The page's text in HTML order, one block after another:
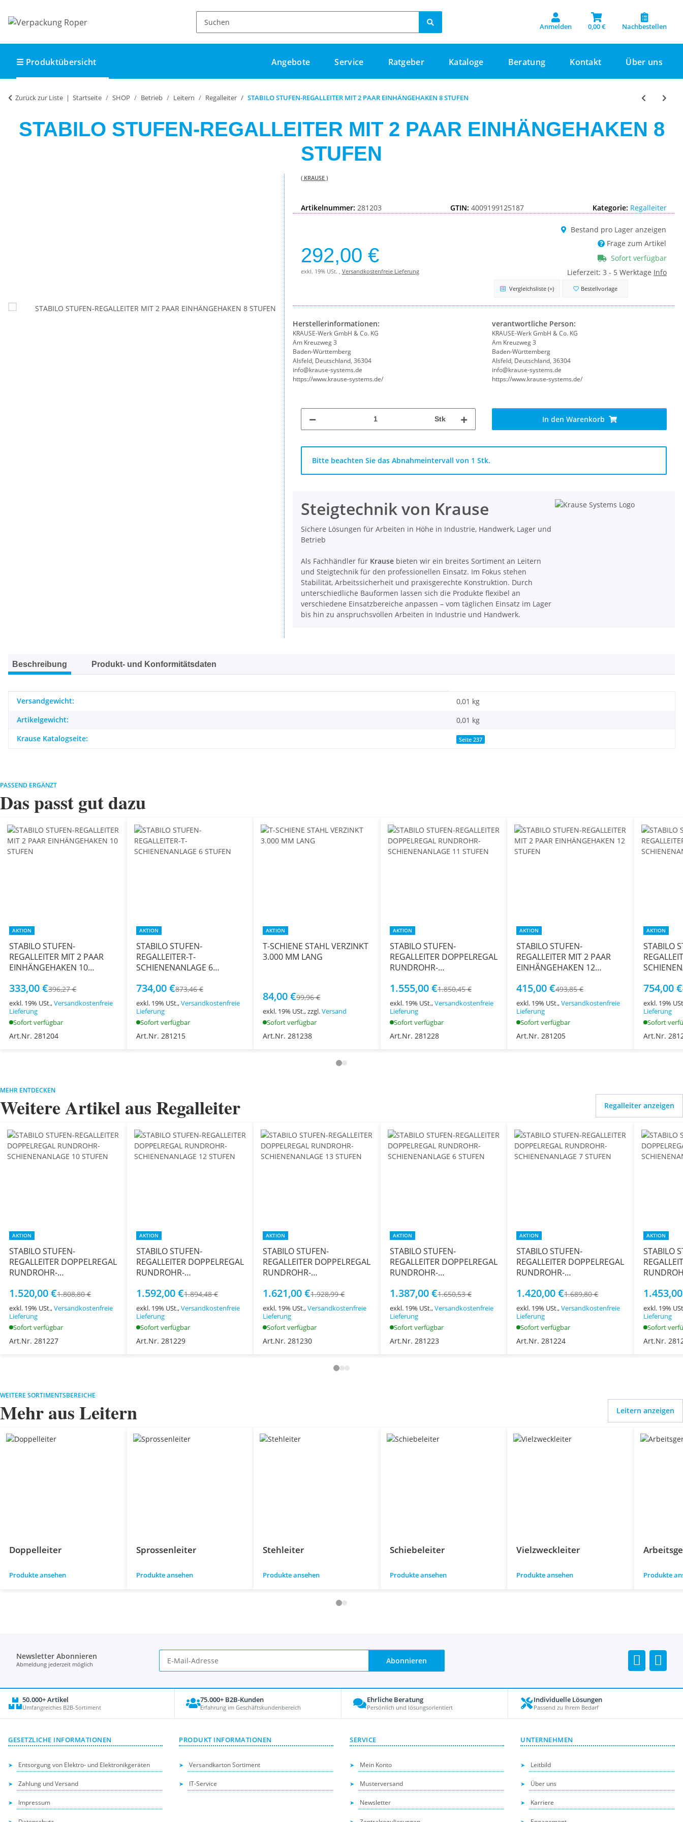
Anmelden 0,00 € Nachbestellen
☰ Produktübersicht Angebote Service Ratgeber Kataloge Beratung Kontakt Über uns
Zurück zur Liste Startseite SHOP Betrieb Leitern Regalleiter STABILO STUFEN-REGALLEITER MIT 2 PAAR EINHÄNGEHAKEN 8 STUFEN
STABILO STUFEN-REGALLEITER MIT 2 PAAR EINHÄNGEHAKEN 8
STUFEN
( KRAUSE )
Artikelnummer: 281203 GTIN: 4009199125187 Kategorie: Regalleiter
292,00 €
exkl. 19% USt. , Versandkostenfreie Lieferung
Bestand pro Lager anzeigen
Frage zum Artikel
Sofort verfügbar
Lieferzeit: 3 - 5 Werktage Info
Vergleichsliste (+) Bestellvorlage
Herstellerinformationen:
KRAUSE-Werk GmbH & Co. KG
Am Kreuzweg 3
Baden-Württemberg
Alsfeld, Deutschland, 36304
info@krause-systems.de
https://www.krause-systems.de/
verantwortliche Person:
KRAUSE-Werk GmbH & Co. KG
Am Kreuzweg 3
Baden-Württemberg
Alsfeld, Deutschland, 36304
info@krause-systems.de
https://www.krause-systems.de/
Stk In den Warenkorb
x
Bitte beachten Sie das Abnahmeintervall von 1 Stk.
Steigtechnik von Krause
Sichere Lösungen für Arbeiten in Höhe in Industrie, Handwerk, Lager und
Betrieb
Als Fachhändler für Krause bieten wir ein breites Sortiment an Leitern
und Steigtechnik für den professionellen Einsatz. Im Fokus stehen
Stabilität, Arbeitssicherheit und praxisgerechte Konstruktion. Durch
unterschiedliche Bauformen lassen sich die Produkte flexibel an
verschiedene Einsatzbereiche anpassen – vom täglichen Einsatz im Lager
bis hin zu anspruchsvollen Arbeiten in Industrie und Handwerk.
Beschreibung Produkt- und Konformitätsdaten
Produkteigenschaft
Wert
Versandgewicht:
0,01 kg
Artikelgewicht:
0,01 kg
Krause Katalogseite:
Seite 237
PASSEND ERGÄNZT
Das passt gut dazu
AKTION
STABILO STUFEN-
REGALLEITER MIT 2 PAAR
EINHÄNGEHAKEN 10
333,00 €396,27 €
exkl. 19% USt.,Versandkostenfreie
Lieferung
Sofort verfügbar
Art.Nr. 281204
AKTION
STABILO STUFEN-
REGALLEITER-T-
SCHIENENANLAGE 6
734,00 €873,46 €
exkl. 19% USt.,Versandkostenfreie
Lieferung
Sofort verfügbar
Art.Nr. 281215
AKTION
T-SCHIENE STAHL VERZINKT
3.000 MM LANG
84,00 €99,96 €
exkl. 19% USt., zzgl.Versand
Sofort verfügbar
Art.Nr. 281238
AKTION
STABILO STUFEN-
REGALLEITER DOPPELREGAL
RUNDROHR-
STUFEN
1.555,00 €1.850,45 €
exkl. 19% USt.,Versandkostenfreie
Lieferung
Sofort verfügbar
Art.Nr. 281228
AKTION
STABILO STUFEN-
REGALLEITER MIT 2 PAAR
EINHÄNGEHAKEN 12
415,00 €493,85 €
exkl. 19% USt.,Versandkostenfreie
Lieferung
Sofort verfügbar
Art.Nr. 281205
AKTION
STABILO
754,00 €
exkl. 19%
Lieferung
Sofort
Art.Nr.
MEHR ENTDECKEN
Weitere Artikel aus Regalleiter Regalleiter anzeigen
AKTION
STABILO STUFEN-
REGALLEITER DOPPELREGAL
RUNDROHR-
STUFEN
1.520,00 €1.808,80 €
exkl. 19% USt.,Versandkostenfreie
Lieferung
Sofort verfügbar
Art.Nr. 281227
AKTION
STABILO STUFEN-
REGALLEITER DOPPELREGAL
RUNDROHR-
STUFEN
1.592,00 €1.894,48 €
exkl. 19% USt.,Versandkostenfreie
Lieferung
Sofort verfügbar
Art.Nr. 281229
AKTION
STABILO STUFEN-
REGALLEITER DOPPELREGAL
RUNDROHR-
STUFEN
1.621,00 €1.928,99 €
exkl. 19% USt.,Versandkostenfreie
Lieferung
Sofort verfügbar
Art.Nr. 281230
AKTION
STABILO STUFEN-
REGALLEITER DOPPELREGAL
RUNDROHR-
STUFEN
1.387,00 €1.650,53 €
exkl. 19% USt.,Versandkostenfreie
Lieferung
Sofort verfügbar
Art.Nr. 281223
AKTION
STABILO STUFEN-
REGALLEITER DOPPELREGAL
RUNDROHR-
STUFEN
1.420,00 €1.689,80 €
exkl. 19% USt.,Versandkostenfreie
Lieferung
Sofort verfügbar
Art.Nr. 281224
AKTION
STABILO
STUFEN
exkl. 19%
Lieferung
Sofort
Art.Nr.
WEITERE SORTIMENTSBEREICHE
Mehr aus Leitern Leitern anzeigen
Doppelleiter
Produkte ansehen
Sprossenleiter
Produkte ansehen
Stehleiter
Produkte ansehen
Schiebeleiter
Produkte ansehen
Vielzweckleiter
Produkte ansehen Produkte
Newsletter Abonnieren
Abmeldung jederzeit möglich Abonnieren
50.000+ Artikel
Umfangreiches B2B-Sortiment
75.000+ B2B-Kunden
Erfahrung im Geschäftskundenbereich
Ehrliche Beratung
Persönlich und lösungsorientiert
Individuelle Lösungen
Passend zu Ihrem Bedarf
GESETZLICHE INFORMATIONEN
Entsorgung von Elektro- und Elektronikgeräten
Zahlung und Versand
Impressum
PRODUKT INFORMATIONEN
Versandkarton Sortiment
IT-Service
SERVICE
Mein Konto
Musterversand
Newsletter
UNTERNEHMEN
Leitbild
Über uns
Karriere